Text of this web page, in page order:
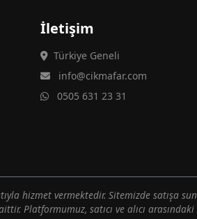
İletişim
Türkiye Geneli
info@cikmafar.com
0505 631 23 31
hizmet vermektedir. Sitemizde satışa
Platformumuz, satıcı ve alıcı